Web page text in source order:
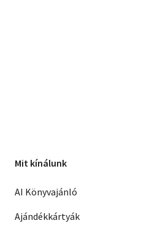
Mit kínálunk
AI Könyvajánló
Ajándékkártyák